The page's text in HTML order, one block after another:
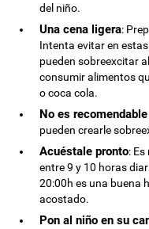
del niño.
Una cena ligera:
Intenta evitar en
pueden sobreexcitar
consumir alimentos
o coca cola.
No es
pueden crearle
Acuéstale pronto:
entre 9 y 10 horas
20:00h es una buena
acostado.
Pon al niño en su